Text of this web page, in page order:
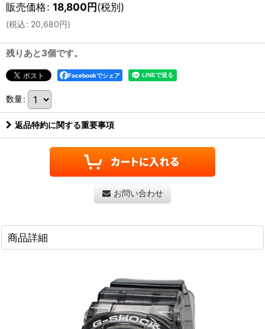
販売価格: 18,800円(税別)
(税込: 20,680円)
残りあと3個です。
Facebookでシェア
数量:
返品特約に関する重要事項
お問い合わせ
商品詳細